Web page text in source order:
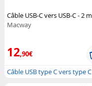
Câble USB-C vers USB-C - 2 m
Macway
12,90€
Câble USB type C vers type C